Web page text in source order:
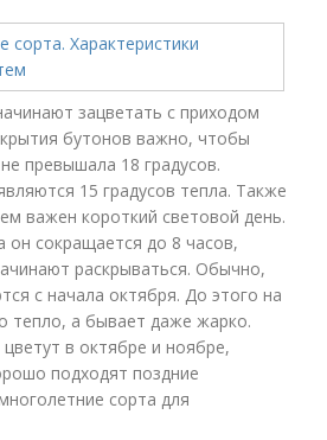
зацветать с приходом
бутонов важно, чтобы
превышала 18 градусов.
15 градусов тепла. Также
важен короткий световой день.
он сокращается до 8 часов,
раскрываться. Обычно,
с начала октября. До этого на
тепло, а бывает даже жарко.
в октябре и ноябре,
подходят поздние
сорта для